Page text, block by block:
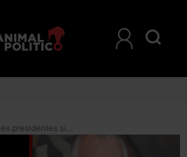
Pensiones vitalicias a ex presidentes sin sustento legal